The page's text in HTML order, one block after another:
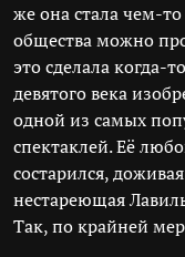
же она стала чем-
общества можно
это сделала когда-
девятого века
одной из самых
спектаклей. Её
состарился,
нестареющая
Так, по крайней